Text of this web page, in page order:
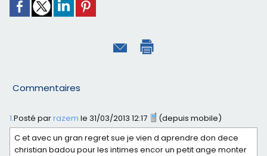
Commentaires
1.Posté parrazem le 31/03/2013 12:17
(depuis mobile)
C et avec un gran regret sue je vien d aprendre don dece
christian badou pour les intimes encor un petit ange monter